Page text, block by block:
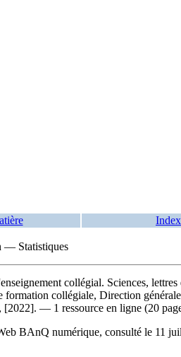
— Statistiques
collégial. Sciences,
collégiale, Direction
— 1 ressource en ligne (20
BAnQ numérique, consulté le 11